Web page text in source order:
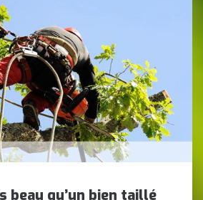
beau qu’un bien taillé